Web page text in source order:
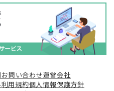
お問い合わせ運営会社
利用規約個人情報保護方針